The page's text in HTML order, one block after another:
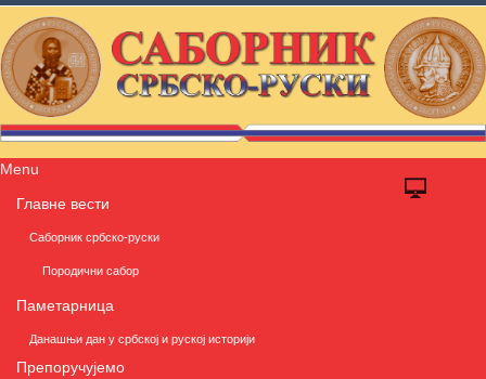
Menu
Главне вести
Саборник србско-руски
Породични сабор
Паметарница
Данашњи дан у србској и руској историји
Препоручујемо